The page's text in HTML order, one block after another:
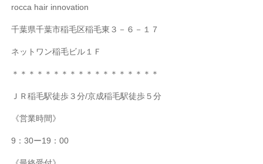
rocca hair innovation
千葉県千葉市稲毛区稲毛東３－６－１７
ネットワン稲毛ビル１Ｆ
＊＊＊＊＊＊＊＊＊＊＊＊＊＊＊＊＊＊
ＪＲ稲毛駅徒歩３分/京成稲毛駅徒歩５分
《営業時間》
9 ：30ー19 ：00